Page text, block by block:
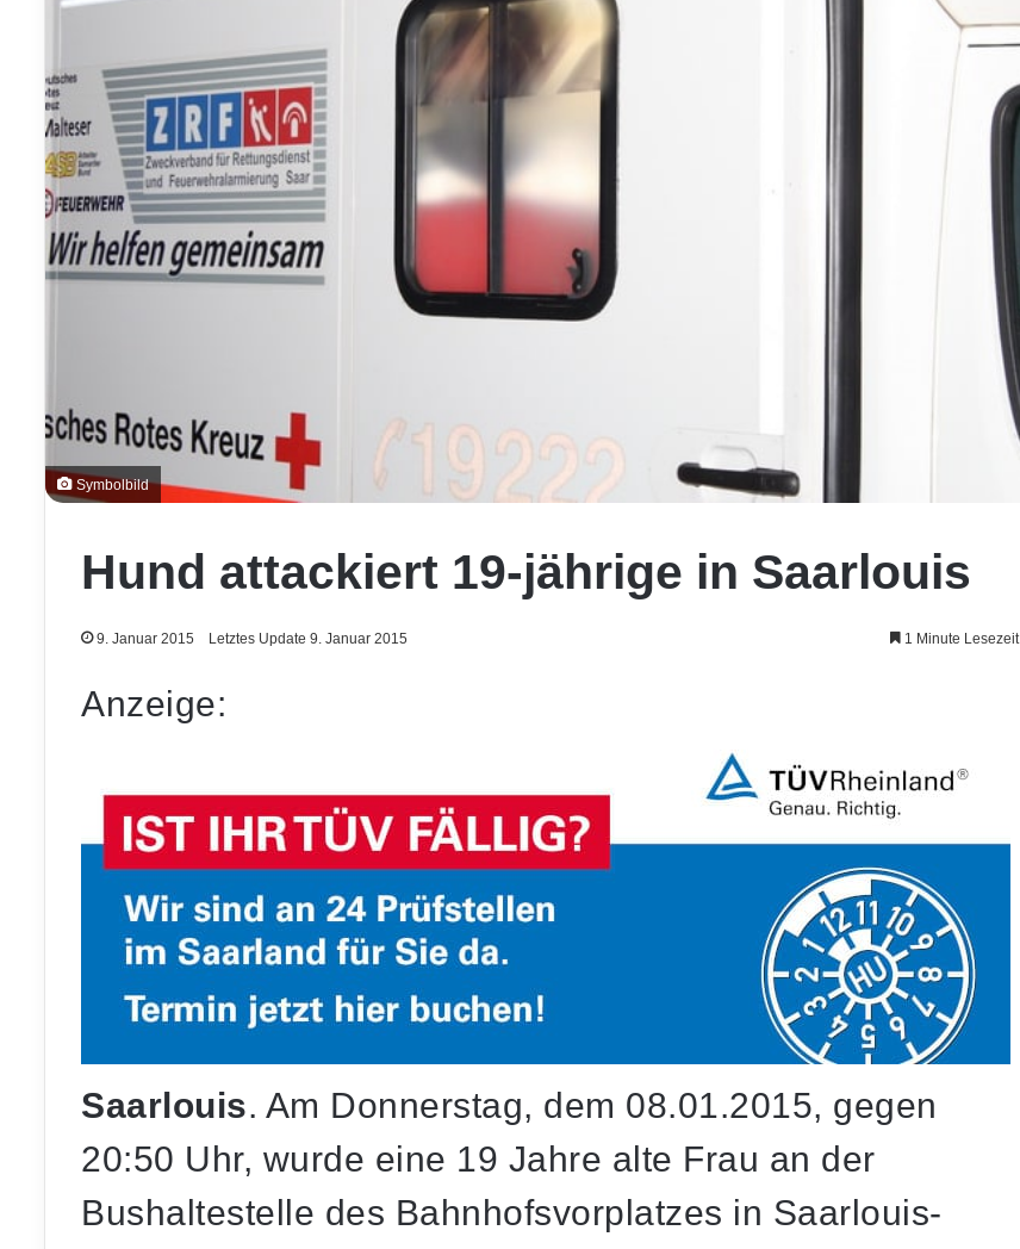
Symbolbild
Hund attackiert 19-jährige in Saarlouis
9. Januar 2015 Letztes Update 9. Januar 2015 1 Minute Lesezeit
Anzeige:
Saarlouis. Am Donnerstag, dem 08.01.2015, gegen
20:50 Uhr, wurde eine 19 Jahre alte Frau an der
Bushaltestelle des Bahnhofsvorplatzes in Saarlouis-